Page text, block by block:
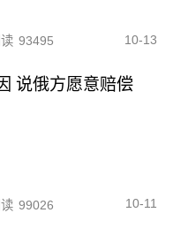
93495 10-13
说俄方愿意赔偿
99026 10-11